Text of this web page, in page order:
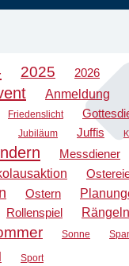
2025 2026
Anmeldung
Friedenslicht
Jubiläum Juffis
Messdiener
Ostern
Rollenspiel Rängeln
Sonne
Sport